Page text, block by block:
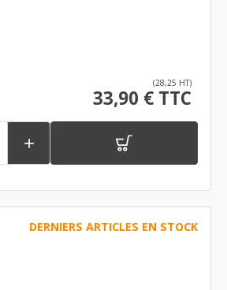
(28,25 HT)
33,90 € TTC

DERNIERS ARTICLES EN STOCK